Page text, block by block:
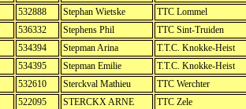
532888 Stephan Wietske TTC Lommel
536332 Stephens Phil TTC Sint-Truiden
534394 Stepman Arina T.T.C. Knokke-Heist
534395 Stepman Emilie T.T.C. Knokke-Heist
532610 Sterckval Mathieu TTC Werchter
522095 STERCKX ARNE TTC Zele